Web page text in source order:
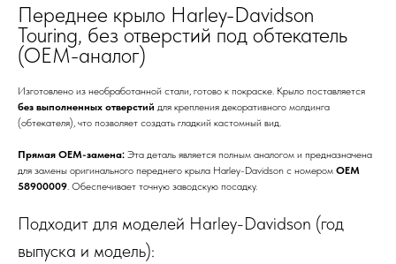
Переднее крыло Harley-Davidson
Touring, без отверстий под обтекатель
(OEM-аналог)
Изготовлено из необработанной стали, готово к покраске. Крыло поставляется
без выполненных отверстий для крепления декоративного молдинга
(обтекателя), что позволяет создать гладкий кастомный вид.
Прямая OEM-замена: Эта деталь является полным аналогом и предназначена
для замены оригинального переднего крыла Harley-Davidson с номером OEM
58900009. Обеспечивает точную заводскую посадку.
Подходит для моделей Harley-Davidson (год
выпуска и модель):